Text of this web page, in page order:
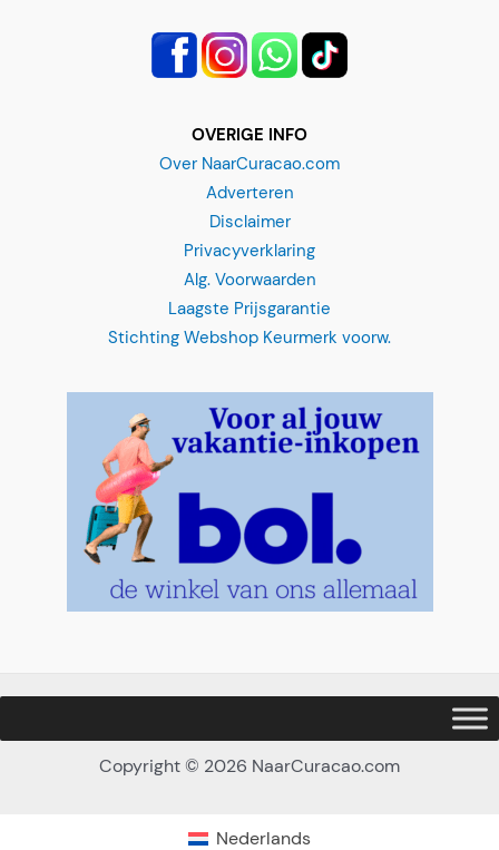
OVERIGE INFO
Over NaarCuracao.com
Adverteren
Disclaimer
Privacyverklaring
Alg. Voorwaarden
Laagste Prijsgarantie
Stichting Webshop Keurmerk voorw.
Copyright © 2026 NaarCuracao.com
Nederlands